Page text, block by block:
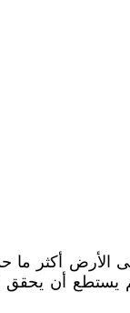
أكثر ما
لم يستطع أن